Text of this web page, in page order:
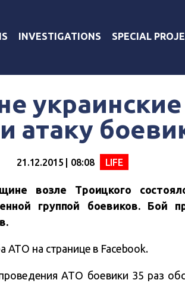
INVESTIGATIONS SPECIAL
атаку
21.12.2015 | 08:08 LIFE
возле Троицкого
группой боевиков. Бой
на странице в Facebook.
АТО боевики 35 раз